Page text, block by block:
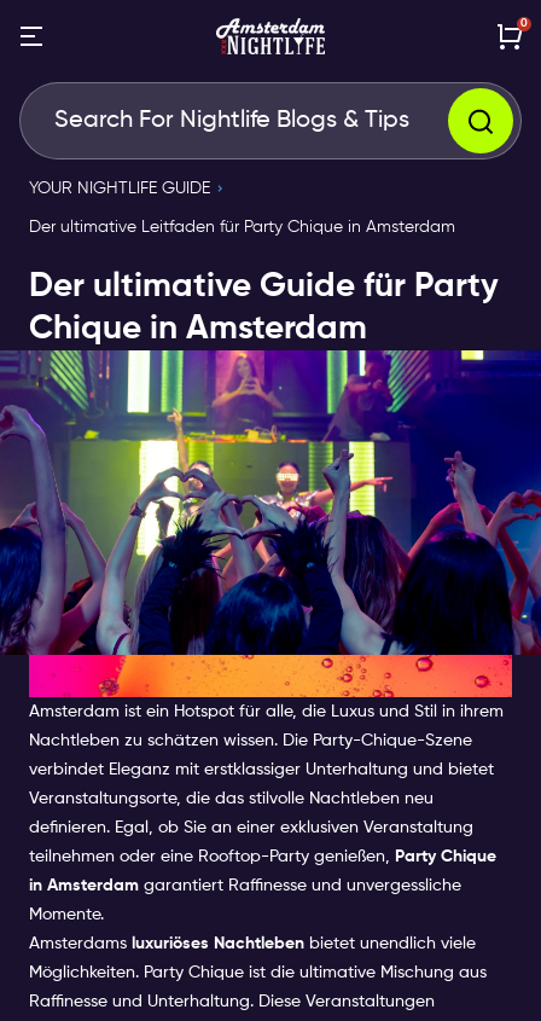
0
YOUR NIGHTLIFE GUIDE
Der ultimative Leitfaden für Party Chique in Amsterdam
Der ultimative Guide für Party
Chique in Amsterdam
Was ist Party Chique?
Amsterdam ist ein Hotspot für alle, die Luxus und Stil in ihrem
Nachtleben zu schätzen wissen. Die Party-Chique-Szene
verbindet Eleganz mit erstklassiger Unterhaltung und bietet
Veranstaltungsorte, die das stilvolle Nachtleben neu
definieren. Egal, ob Sie an einer exklusiven Veranstaltung
teilnehmen oder eine Rooftop-Party genießen, Party Chique
in Amsterdam garantiert Raffinesse und unvergessliche
Momente.
Amsterdams luxuriöses Nachtleben bietet unendlich viele
Möglichkeiten. Party Chique ist die ultimative Mischung aus
Raffinesse und Unterhaltung. Diese Veranstaltungen